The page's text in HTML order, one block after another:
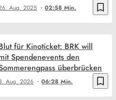
bookmark_border
Aug. 2025 02:58 Min.
bookmark_border
Aug. 2026 06:28 Min.
für Kinoticket: BRK will
Spendenevents den
überbrücken